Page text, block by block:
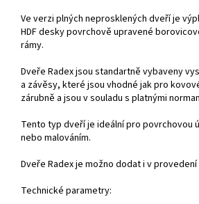
Ve verzi plných neprosklených dveří je
HDF desky povrchově upravené
rámy.
Dveře Radex jsou standartně vybaveny
a závěsy, které jsou vhodné jak pro
zárubně a jsou v souladu s platnými
Tento typ dveří je ideální pro povrchovou
nebo malováním.
Dveře Radex je možno dodat i v
Technické parametry: